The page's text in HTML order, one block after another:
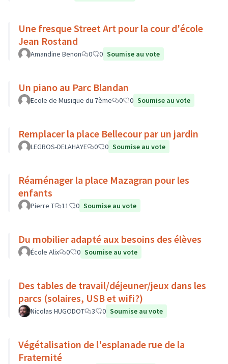
Une fresque Street Art pour la cour d'école
Jean Rostand
Amandine Benon 0 0 Soumise au vote
Un piano au Parc Blandan
Ecole de Musique du 7ème 0 0 Soumise au vote
Remplacer la place Bellecour par un jardin
LEGROS-DELAHAYE 0 0 Soumise au vote
Réaménager la place Mazagran pour les
enfants
Pierre T 11 0 Soumise au vote
Du mobilier adapté aux besoins des élèves
École Alix 0 0 Soumise au vote
Des tables de travail/déjeuner/jeux dans les
parcs (solaires, USB et wifi?)
Nicolas HUGODOT 3 0 Soumise au vote
Végétalisation de l'esplanade rue de la
Fraternité